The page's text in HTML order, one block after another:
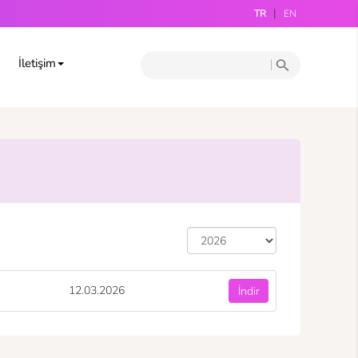
TR | EN
İletişim
12.03.2026 İndir